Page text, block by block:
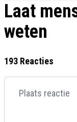
Laat
weten
193 Reacties